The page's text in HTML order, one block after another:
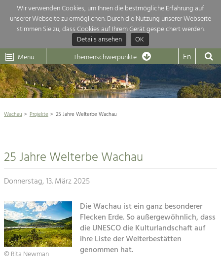
Wir verwenden Cookies, um Ihnen die bestmögliche Erfahrung auf
unserer Webseite zu ermöglichen. Durch die Nutzung unserer Webseite
stimmen Sie zu, dass Cookies auf Ihrem Gerät gespeichert werden.
Details ansehen
OK
Dunkelsteinerwald Klima
Menü Themenschwerpunkte En
Aktuelles
Weltkulturerbe Wachau 
Rückblick 25 Jahre Jubiläum
Architektur
Landwirtschaft & Tourismus
Projekte
Kirchen am Fluss
Themenübersicht
Die Regionalentwicklung in unserer Region ist sehr vielfältig. Deshalb
geben wir hier eine Übersicht über unsere Themenschwerpunkte. Für
mehr Informationen einfach das Thema anklicken und schon werden alle
Projekte in diesem Kontext angezeigt.
Natur- &
Baukultur
Land- & Forstwirtschaft
Bewirtschaftung und Pflege der
Kulturlandschaft.
Tourismus
Angebotsentwicklung und
Wachau Projekte 25 Jahre Welterbe Wachau
25 Jahre Welterbe Wachau
Donnerstag, 13. März 2025
© Rita Newman
Die Wachau ist ein ganz besonderer
Flecken Erde. So außergewöhnlich, dass
die UNESCO die Kulturlandschaft auf
ihre Liste der Welterbestätten
genommen hat.